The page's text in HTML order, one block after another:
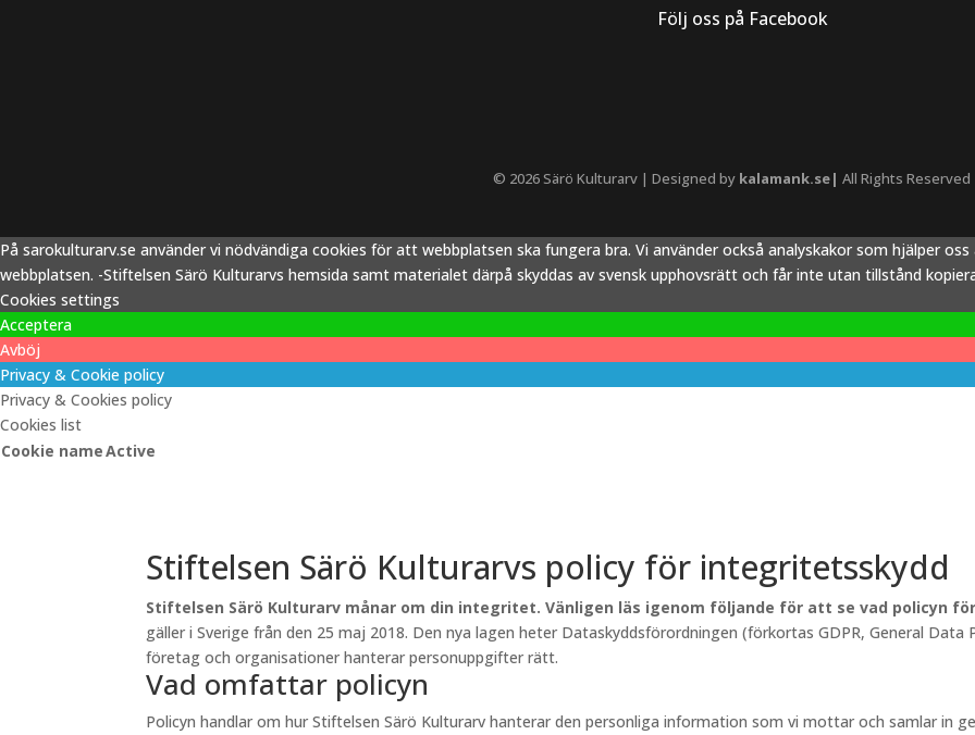
Följ oss på Facebook
© 2026 Särö Kulturarv | Designed by kalamank.se| All Rights Reserved
På sarokulturarv.se använder vi nödvändiga cookies för att webbplatsen ska fungera bra. Vi använder också analyskakor som hjälper
webbplatsen. -Stiftelsen Särö Kulturarvs hemsida samt materialet därpå skyddas av svensk upphovsrätt och får inte utan tillstånd
Cookies settings
Acceptera
Avböj
Privacy & Cookie policy
Privacy & Cookies policy
Cookies list
Cookie nameActive
Stiftelsen Särö Kulturarvs policy för integritetsskydd
Stiftelsen Särö Kulturarv månar om din integritet. Vänligen läs igenom följande för att se vad policyn
gäller i Sverige från den 25 maj 2018. Den nya lagen heter Dataskyddsförordningen (förkortas GDPR, General
företag och organisationer hanterar personuppgifter rätt.
Vad omfattar policyn
Policyn handlar om hur Stiftelsen Särö Kulturarv hanterar den personliga information som vi mottar och samlar in